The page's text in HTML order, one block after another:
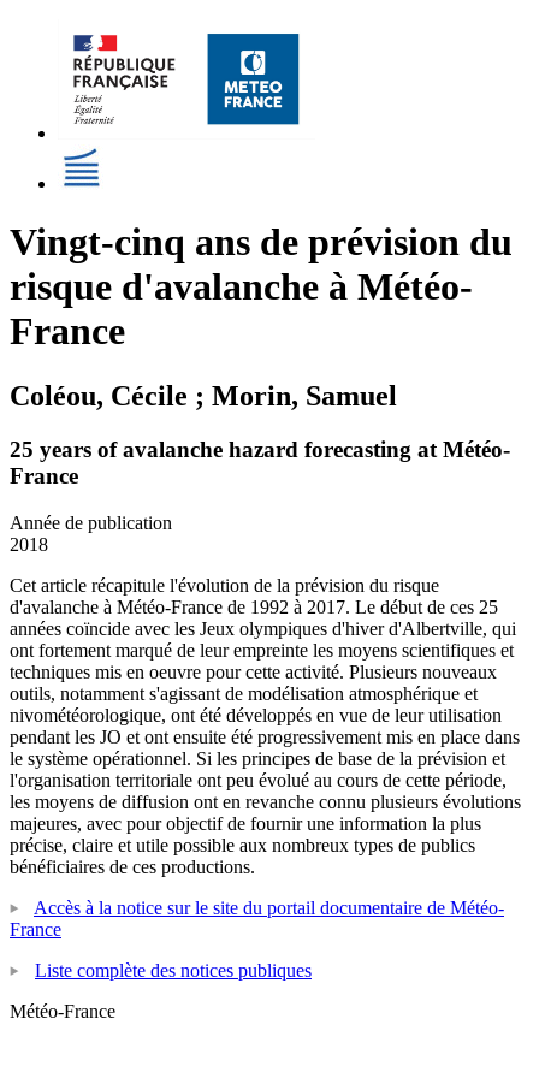
Vingt-cinq ans de prévision du
risque d'avalanche à Météo-
France
Coléou, Cécile ; Morin, Samuel
25 years of avalanche hazard forecasting at Météo-
France
Année de publication
2018
Cet article récapitule l'évolution de la prévision du risque
d'avalanche à Météo-France de 1992 à 2017. Le début de ces 25
années coïncide avec les Jeux olympiques d'hiver d'Albertville, qui
ont fortement marqué de leur empreinte les moyens scientifiques et
techniques mis en oeuvre pour cette activité. Plusieurs nouveaux
outils, notamment s'agissant de modélisation atmosphérique et
nivométéorologique, ont été développés en vue de leur utilisation
pendant les JO et ont ensuite été progressivement mis en place dans
le système opérationnel. Si les principes de base de la prévision et
l'organisation territoriale ont peu évolué au cours de cette période,
les moyens de diffusion ont en revanche connu plusieurs évolutions
majeures, avec pour objectif de fournir une information la plus
précise, claire et utile possible aux nombreux types de publics
bénéficiaires de ces productions.
Accès à la notice sur le site du portail documentaire de Météo-
France
Liste complète des notices publiques
Météo-France